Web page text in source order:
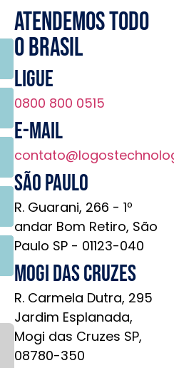
Atendemos todo
o brasil
Ligue
0800 800 0515
E-mail
São Paulo
R. Guarani, 266 - 1º
andar Bom Retiro, São
Paulo SP - 01123-040
Mogi das Cruzes
R. Carmela Dutra, 295
Jardim Esplanada,
Mogi das Cruzes SP,
08780-350